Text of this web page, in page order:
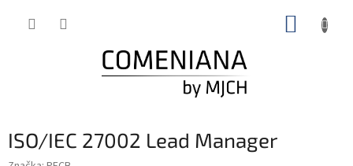
ISO/IEC 27002 Lead Manager